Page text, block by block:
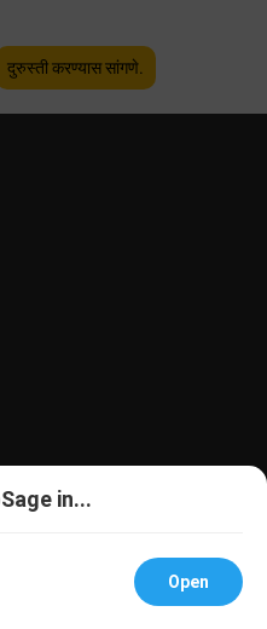
दुरुस्ती करण्यास सांगणे.
in...
Open